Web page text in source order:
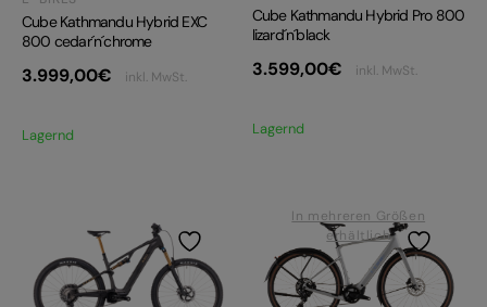
Cube Kathmandu Hybrid EXC
800 cedar´n´chrome
3.999,00€ inkl. MwSt.
Lagernd
Cube Kathmandu Hybrid Pro 800
lizard´n´black
3.599,00€ inkl. MwSt.
Lagernd
In mehreren Größen
erhältlich